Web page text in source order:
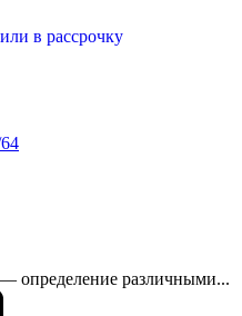
в рассрочку
4
— определение различными...